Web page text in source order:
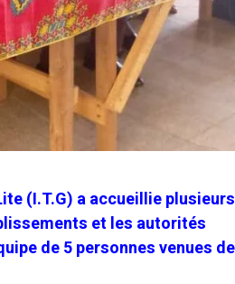
(I.T.G) a accueillie plusieurs
et les autorités
de 5 personnes venues de